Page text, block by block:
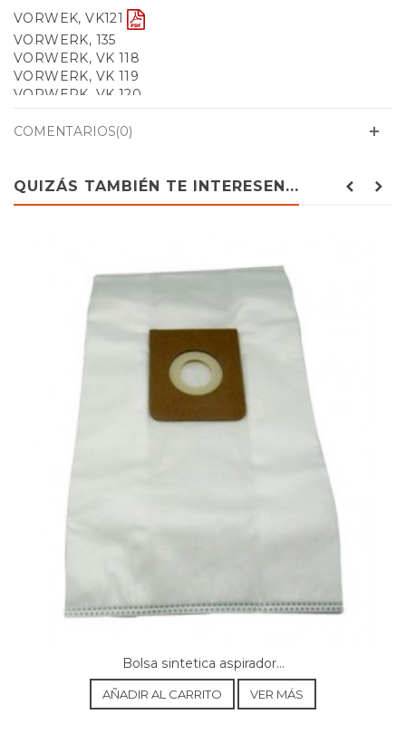
VORWEK, VK121
VORWERK, 135
VORWERK, VK 118
VORWERK, VK 119
VORWERK, VK 120
VORWERK, VK 121
VORWERK, VK 122
COMENTARIOS(0)
QUIZÁS TAMBIÉN TE INTERESEN...
Bolsa sintetica aspirador...
AÑADIR AL CARRITO VER MÁS